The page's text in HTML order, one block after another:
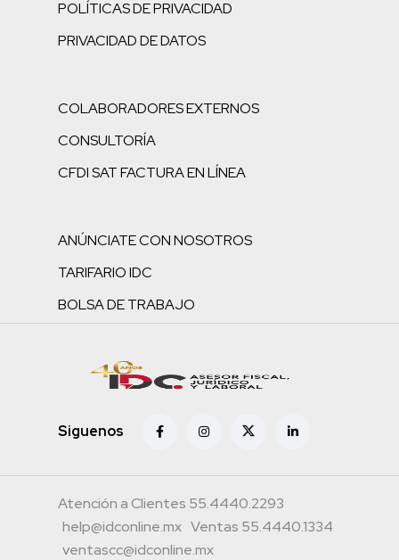
POLÍTICAS DE PRIVACIDAD
PRIVACIDAD DE DATOS
COLABORADORES EXTERNOS
CONSULTORÍA
CFDI SAT FACTURA EN LÍNEA
ANÚNCIATE CON NOSOTROS
TARIFARIO IDC
BOLSA DE TRABAJO
Siguenos
Atención a Clientes 55.4440.2293
help@idconline.mx Ventas 55.4440.1334
ventascc@idconline.mx